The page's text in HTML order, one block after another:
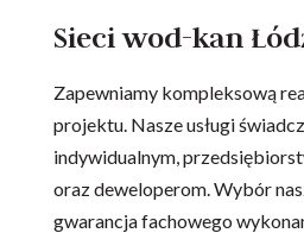
Sieci wod-kan
Zapewniamy kompleksową
projektu. Nasze usługi
indywidualnym,
oraz deweloperom. Wybór
gwarancja fachowego